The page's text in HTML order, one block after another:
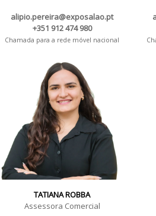
alipio.pereira@exposalao.pt
+351 912 474 980
Chamada para a rede móvel nacional
TATIANA ROBBA
Assessora Comercial